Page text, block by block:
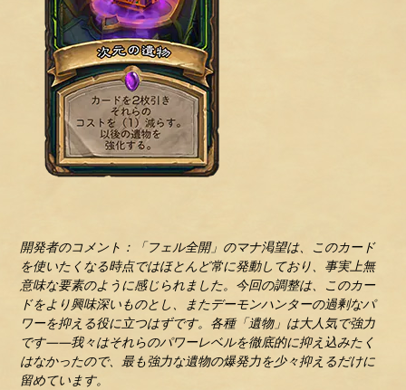
開発者のコメント：「フェル全開」のマナ渇望は、このカード
を使いたくなる時点ではほとんど常に発動しており、事実上無
意味な要素のように感じられました。今回の調整は、このカー
ドをより興味深いものとし、またデーモンハンターの過剰なパ
ワーを抑える役に立つはずです。各種「遺物」は大人気で強力
です――我々はそれらのパワーレベルを徹底的に抑え込みたく
はなかったので、最も強力な遺物の爆発力を少々抑えるだけに
留めています。